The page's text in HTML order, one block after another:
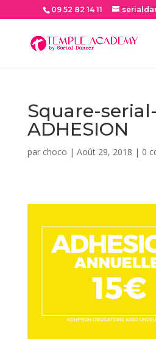
09 52 82 14 11
Square-serial-
ADHESION
par choco | Août 29, 2018 | 0